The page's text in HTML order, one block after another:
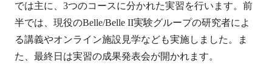
では主に、3つのコースに分かれた実習を行います。前
半では、現役のBelle/Belle II実験グループの研究者によ
る講義やオンライン施設見学なども実施しました。ま
た、最終日は実習の成果発表会が開かれます。